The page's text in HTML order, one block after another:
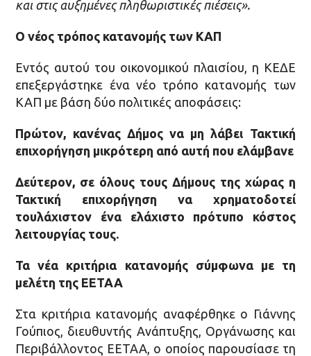
και στις αυξημένες πληθωριστικές πιέσεις».
Ο νέος τρόπος κατανομής των ΚΑΠ
Εντός αυτού του οικονομικού πλαισίου, η ΚΕΔΕ
επεξεργάστηκε ένα νέο τρόπο κατανομής των
ΚΑΠ με βάση δύο πολιτικές αποφάσεις:
Πρώτον, κανένας Δήμος να μη λάβει Τακτική
επιχορήγηση μικρότερη από αυτή που ελάμβανε
Δεύτερον, σε όλους τους Δήμους της χώρας η
Τακτική επιχορήγηση να χρηματοδοτεί
τουλάχιστον ένα ελάχιστο πρότυπο κόστος
λειτουργίας τους.
Τα νέα κριτήρια κατανομής σύμφωνα με τη
μελέτη της ΕΕΤΑΑ
Στα κριτήρια κατανομής αναφέρθηκε ο Γιάννης
Γούπιος, διευθυντής Ανάπτυξης, Οργάνωσης και
Περιβάλλοντος ΕΕΤΑΑ, ο οποίος παρουσίασε τη